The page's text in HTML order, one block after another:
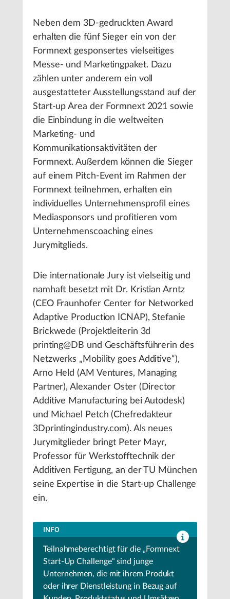
Neben dem 3D-gedruckten Award
erhalten die fünf Sieger ein von der
Formnext gesponsertes vielseitiges
Messe- und Marketingpaket. Dazu
zählen unter anderem ein voll
ausgestatteter Ausstellungsstand auf der
Start-up Area der Formnext 2021 sowie
die Einbindung in die weltweiten
Marketing- und
Kommunikationsaktivitäten der
Formnext. Außerdem können die Sieger
auf einem Pitch-Event im Rahmen der
Formnext teilnehmen, erhalten ein
individuelles Unternehmensprofil eines
Mediasponsors und profitieren vom
Unternehmenscoaching eines
Jurymitglieds.
Die internationale Jury ist vielseitig und
namhaft besetzt mit Dr. Kristian Arntz
(CEO Fraunhofer Center for Networked
Adaptive Production ICNAP), Stefanie
Brickwede (Projektleiterin 3d
printing@DB und Geschäftsführerin des
Netzwerks „Mobility goes Additive“),
Arno Held (AM Ventures, Managing
Partner), Alexander Oster (Director
Additive Manufacturing bei Autodesk)
und Michael Petch (Chefredakteur
3Dprintingindustry.com). Als neues
Jurymitglieder bringt Peter Mayr,
Professor für Werkstofftechnik der
Additiven Fertigung, an der TU München
seine Expertise in die Start-up Challenge
ein.
INFO
Teilnahmeberechtigt für die „Formnext
Start-Up Challenge“ sind junge
Unternehmen, die mit ihrem Produkt
oder ihrer Dienstleistung in Bezug auf